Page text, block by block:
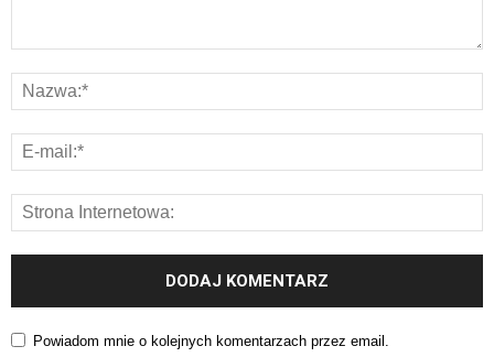
Powiadom mnie o kolejnych komentarzach przez email.